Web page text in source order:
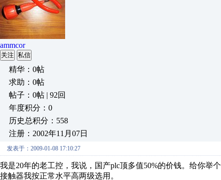
ammcor
关注 私信
精华：0帖
求助：0帖
帖子：0帖 | 92回
年度积分：0
历史总积分：558
注册：2002年11月07日
发表于：2009-01-08 17:10:27
我是20年的老工控，我说，国产plc顶多值50%的价钱。给你举
接触器我按正常水平高两级选用。